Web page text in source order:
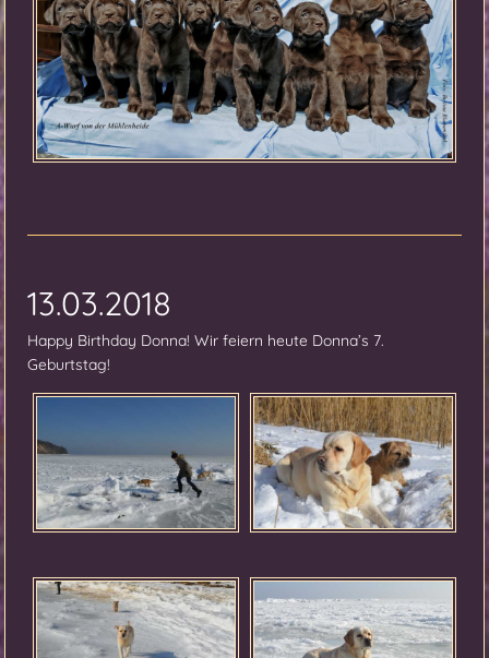
13.03.2018
Happy Birthday Donna! Wir feiern heute Donna’s 7.
Geburtstag!